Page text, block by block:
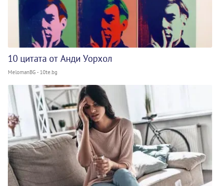
10 цитата от Анди Уорхол
MelomanBG - 10te.bg